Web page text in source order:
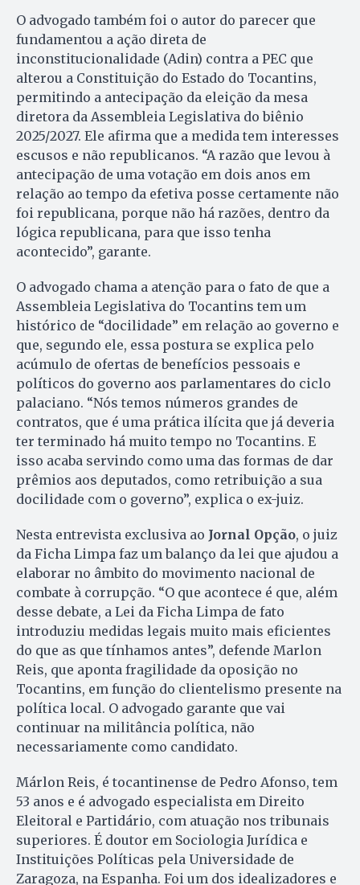
O advogado também foi o autor do parecer que
fundamentou a ação direta de
inconstitucionalidade (Adin) contra a PEC que
alterou a Constituição do Estado do Tocantins,
permitindo a antecipação da eleição da mesa
diretora da Assembleia Legislativa do biênio
2025/2027. Ele afirma que a medida tem interesses
escusos e não republicanos. “A razão que levou à
antecipação de uma votação em dois anos em
relação ao tempo da efetiva posse certamente não
foi republicana, porque não há razões, dentro da
lógica republicana, para que isso tenha
acontecido”, garante.
O advogado chama a atenção para o fato de que a
Assembleia Legislativa do Tocantins tem um
histórico de “docilidade” em relação ao governo e
que, segundo ele, essa postura se explica pelo
acúmulo de ofertas de benefícios pessoais e
políticos do governo aos parlamentares do ciclo
palaciano. “Nós temos números grandes de
contratos, que é uma prática ilícita que já deveria
ter terminado há muito tempo no Tocantins. E
isso acaba servindo como uma das formas de dar
prêmios aos deputados, como retribuição a sua
docilidade com o governo”, explica o ex-juiz.
Nesta entrevista exclusiva ao Jornal Opção, o juiz
da Ficha Limpa faz um balanço da lei que ajudou a
elaborar no âmbito do movimento nacional de
combate à corrupção. “O que acontece é que, além
desse debate, a Lei da Ficha Limpa de fato
introduziu medidas legais muito mais eficientes
do que as que tínhamos antes”, defende Marlon
Reis, que aponta fragilidade da oposição no
Tocantins, em função do clientelismo presente na
política local. O advogado garante que vai
continuar na militância política, não
necessariamente como candidato.
Márlon Reis, é tocantinense de Pedro Afonso, tem
53 anos e é advogado especialista em Direito
Eleitoral e Partidário, com atuação nos tribunais
superiores. É doutor em Sociologia Jurídica e
Instituições Políticas pela Universidade de
Zaragoza, na Espanha. Foi um dos idealizadores e